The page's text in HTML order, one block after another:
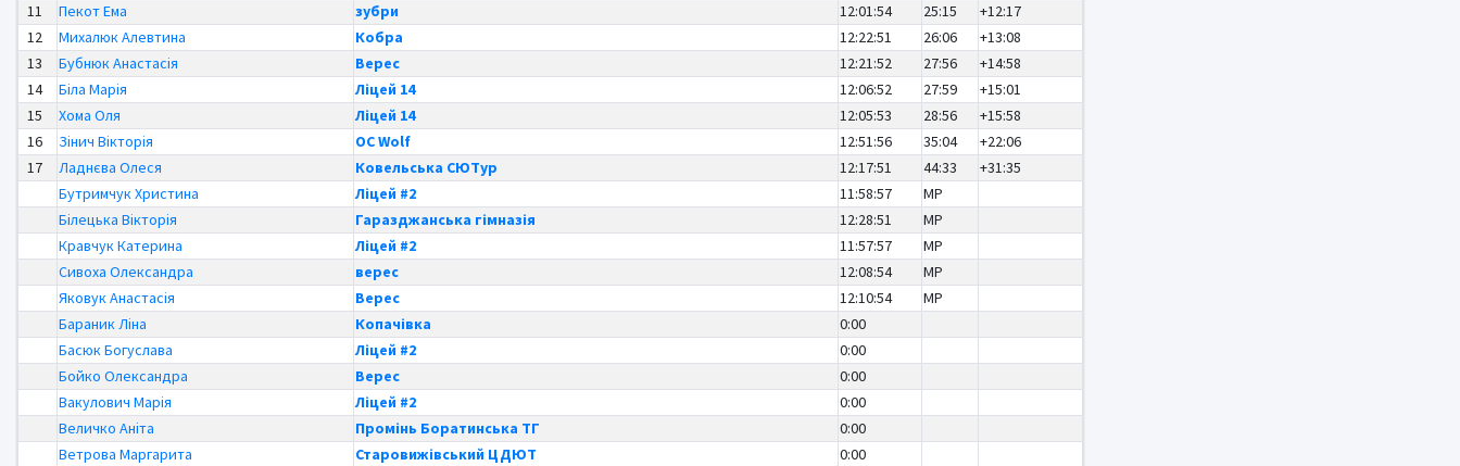
11
Пекот Ема зубри 12:01:54 25:15
+12:17
12
Михалюк Алевтина Кобра 12:22:51 26:06
+13:08
13
Бубнюк Анастасія Верес 12:21:52 27:56
+14:58
14
Біла Марія Ліцей 14 12:06:52 27:59
+15:01
15
Хома Оля Ліцей 14 12:05:53 28:56
+15:58
16
Зінич Вікторія OC Wolf 12:51:56 35:04
+22:06
17
Ладнєва Олеся Ковельська СЮТур 12:17:51 44:33
+31:35
Бутримчук Христина
Ліцей #2 11:58:57
MP
Білецька Вікторія
Гаразджанська гімназія 12:28:51
MP
Кравчук Катерина
Ліцей #2 11:57:57
MP
Сивоха Олександра
верес 12:08:54
MP
Яковук Анастасія
Верес 12:10:54
MP
Бараник Ліна
Копачівка
0:00
Басюк Богуслава
Ліцей #2
0:00
Бойко Олександра
Верес
0:00
Вакулович Марія
Ліцей #2
0:00
Величко Аніта
Промінь Боратинська ТГ
0:00
Ветрова Маргарита
Старовижівський ЦДЮТ
0:00